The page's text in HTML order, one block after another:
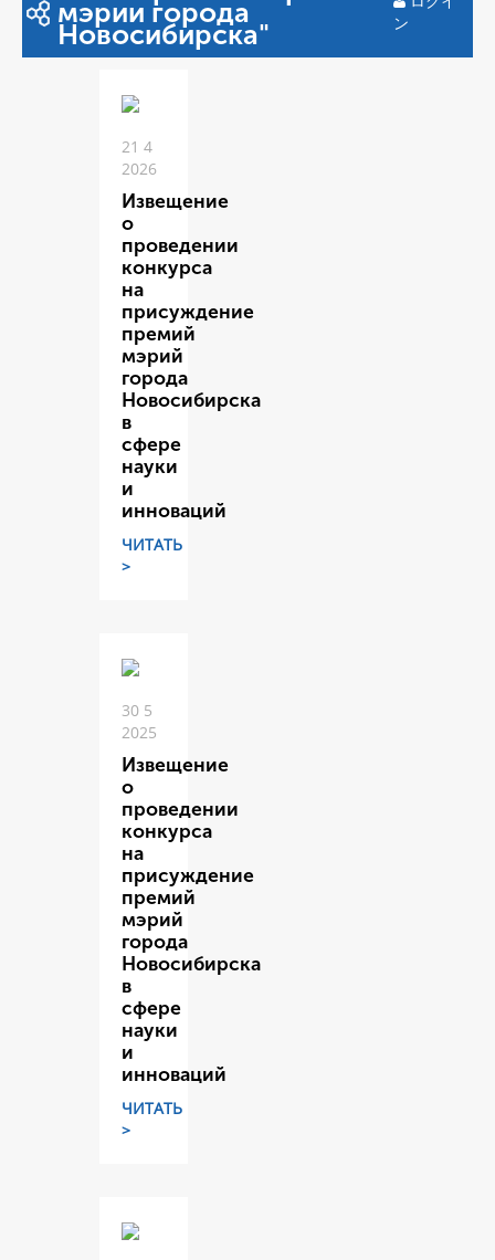
мэрии города
Новосибирска"
ン
21 4
2026
Извещение
о
проведении
конкурса
на
присуждение
премий
мэрий
города
Новосибирска
в
сфере
науки
и
инноваций
ЧИТАТЬ
>
30 5
2025
Извещение
о
проведении
конкурса
на
присуждение
премий
мэрий
города
Новосибирска
в
сфере
науки
и
инноваций
ЧИТАТЬ
>